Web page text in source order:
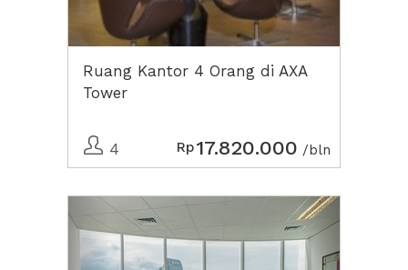
Ruang Kantor 4 Orang di AXA
Tower
4 Rp17.820.000 /bln
Previous Next2